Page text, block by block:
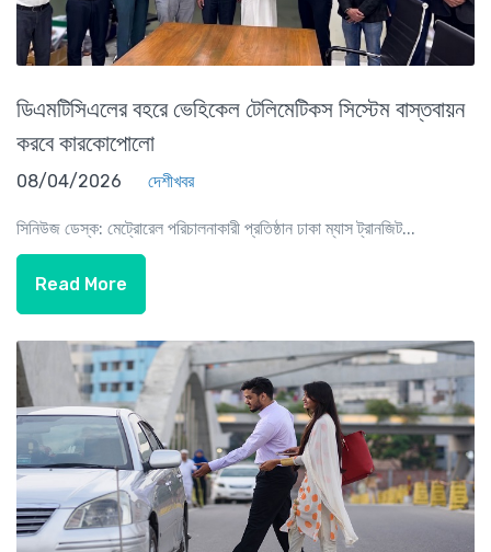
ডিএমটিসিএলের বহরে ভেহিকেল টেলিমেটিকস সিস্টেম বাস্তবায়ন
করবে কারকোপোলো
08/04/2026 দেশীখবর
সিনিউজ ডেস্ক: মেট্রোরেল পরিচালনাকারী প্রতিষ্ঠান ঢাকা ম্যাস ট্রানজিট...
Read More